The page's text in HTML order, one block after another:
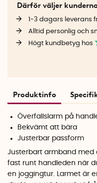
Därför väljer
1-3 dagars leverans
Alltid personlig och
Högt kundbetyg hos
Produktinfo
Överfallslarm på
Bekvämt att bära
Justerbar passform
Justerbart armband med
fast runt handleden när
en joggingtur. Larmet är